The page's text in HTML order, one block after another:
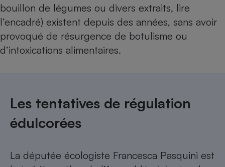
bouillon de légumes ou divers extraits, lire
l’encadré) existent depuis des années, sans avoir
provoqué de résurgence de botulisme ou
d’intoxications alimentaires.
Les tentatives de régulation
édulcorées
La députée écologiste Francesca Pasquini est